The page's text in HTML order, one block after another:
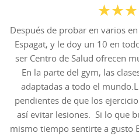
Después de probar en varios
Espagat, y le doy un 10 en
ser Centro de Salud ofrecen
En la parte del gym, las
adaptadas a todo el
pendientes de que los
así evitar lesiones. Si lo que
mismo tiempo sentirte a gusto